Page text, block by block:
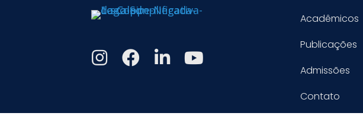
Acadêmicos
Publicações
Admissões
Contato